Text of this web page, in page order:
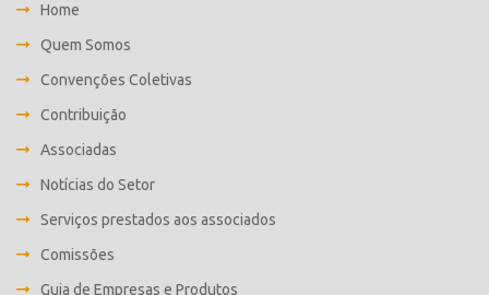
Home
Quem Somos
Convenções Coletivas
Contribuição
Associadas
Notícias do Setor
Serviços prestados aos associados
Comissões
Guia de Empresas e Produtos